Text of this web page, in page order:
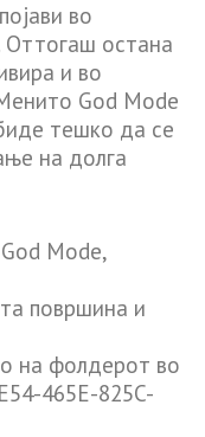
во
Оттогаш остана
и во
God Mode
тешко да се
на долга
Mode,
површина и
на фолдерот во
465E-825C-